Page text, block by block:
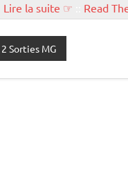
Lire la suite ☞ Read
2 Sorties MG